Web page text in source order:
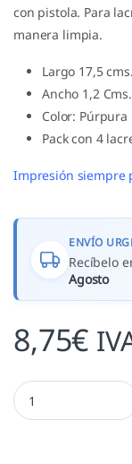
con pistola. Para
manera limpia.
Largo 17,5 cms.
Ancho 1,2 Cms.
Color: Púrpura
Pack con 4
Impresión siempre
ENVÍO
Recíbelo
Agosto
8,75€
Barras de lacre